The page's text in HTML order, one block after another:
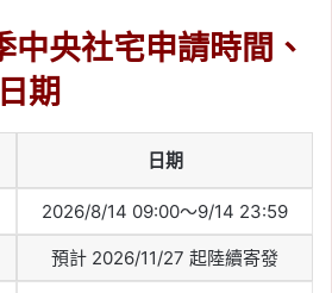
央社宅申請時間、
期
日期
2026/8/14 09:00～9/14 23:59
預計 2026/11/27 起陸續寄發